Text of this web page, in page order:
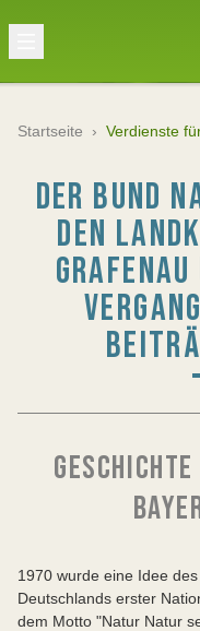
Startseite › Verdienste
DER BUND
DEN
1970 wurde eine Idee
Deutschlands erster
dem Motto "Natur Natur